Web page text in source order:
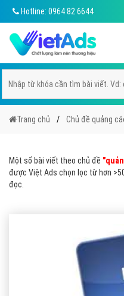
Hotline: 0964 82 6644
Trang chủ Chủ đề quảng
Một số bài viết theo chủ đề
được Việt Ads chọn lọc từ hơn
đọc.